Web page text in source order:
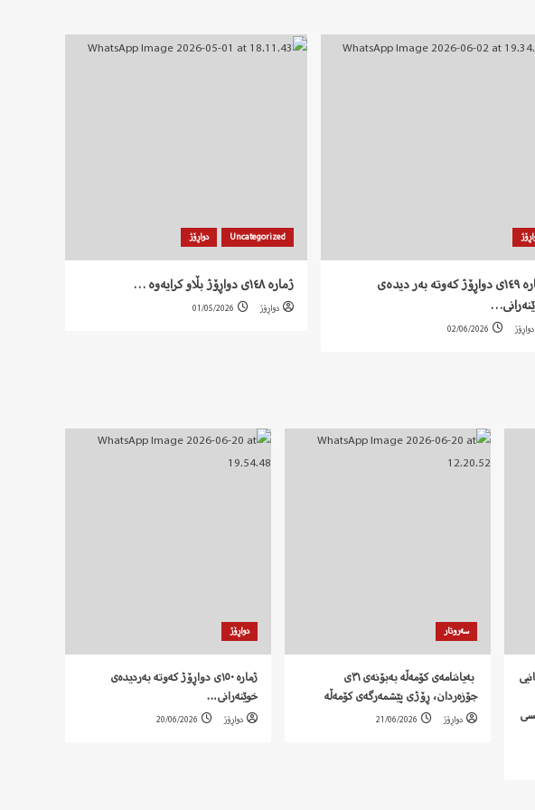
ژمارە ١٤٩ی دواڕۆژ کەوتە بەر دیدەی
دواڕۆژ 02/06/2026
Uncategorized دواڕۆژ
ژمارە ١٤٨ی دواڕۆژ بڵاو کرایەوە …
دواڕۆژ 01/05/2026
سەروتار
‍ بەیاننامەی کۆمەڵە بەبۆنەی ٣١ی
جۆزەردان، ڕۆژی پێشمەرگەی کۆمەڵە
دواڕۆژ 21/06/2026
دواڕۆژ
ژمارە ١٥٠ی دواڕۆژ کەوتە بەردیدەی
خوێنەرانی…
دواڕۆژ 20/06/2026